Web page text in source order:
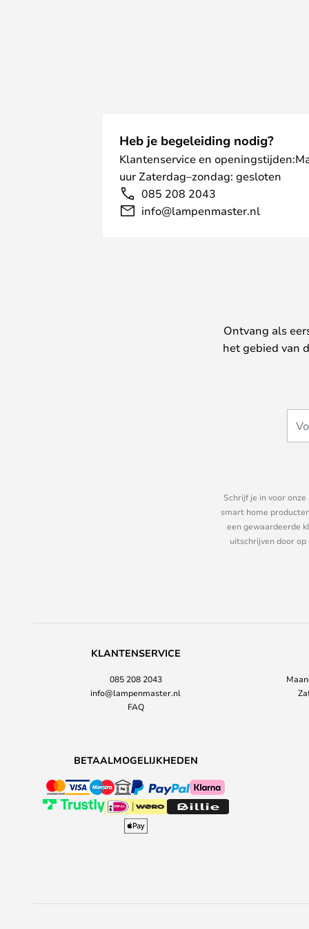
Heb je begeleiding nodig?
Klantenservice en
uur Zaterdag–zondag: gesloten
085 208 2043
info@lampenmaster.nl
Ontvang als
het gebied van
Schrijf je in voor
smart home
een gewaardeerde
uitschrijven door
KLANTENSERVICE
085 208 2043
info@lampenmaster.nl
FAQ
BETAALMOGELIJKHEDEN